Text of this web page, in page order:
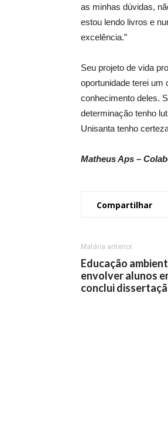
as minhas dúvidas,
estou lendo livros e
excelência.”
Seu projeto de vida
oportunidade terei
conhecimento deles.
determinação tenho
Unisanta tenho
Matheus Aps –
Compartilhar
Matéria anterior
Educação
envolver alunos
conclui